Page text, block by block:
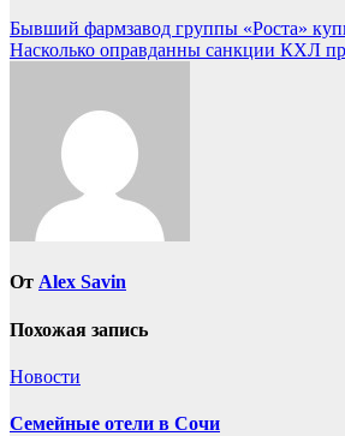
Навигация
по
Бывший фармзавод группы «Роста»
Насколько оправданны санкции КХЛ
От Alex Savin
Похожая запись
Новости
Семейные отели в Сочи